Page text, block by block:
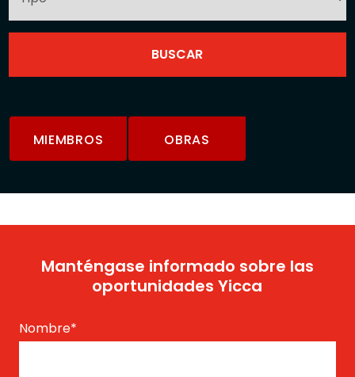
MIEMBROS OBRAS
Manténgase informado sobre las
oportunidades Yicca
Nombre*